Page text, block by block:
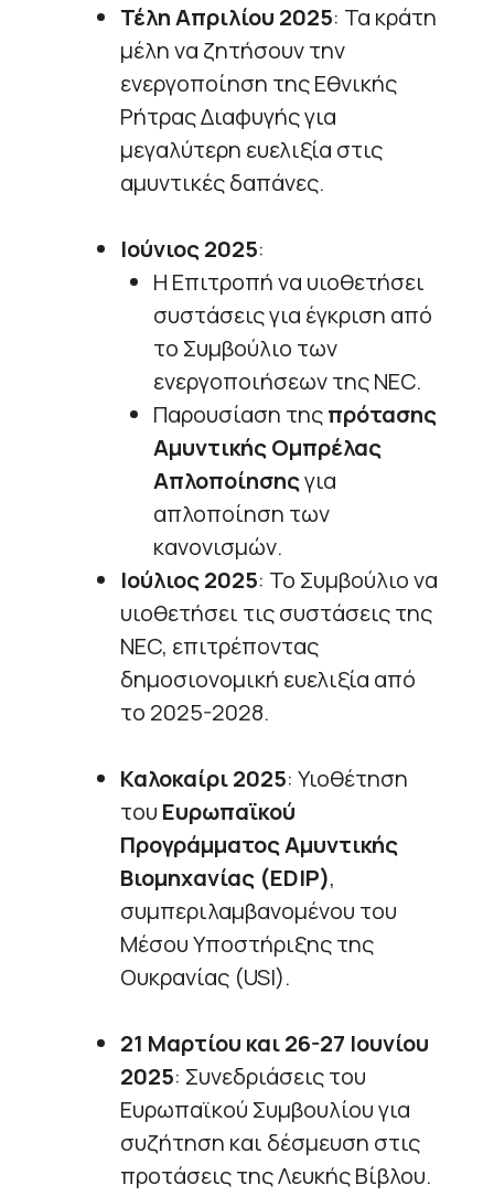
Τέλη Απριλίου 2025: Τα κράτη
μέλη να ζητήσουν την
ενεργοποίηση της Εθνικής
Ρήτρας Διαφυγής για
μεγαλύτερη ευελιξία στις
αμυντικές δαπάνες.
Ιούνιος 2025:
Η Επιτροπή να υιοθετήσει
συστάσεις για έγκριση από
το Συμβούλιο των
ενεργοποιήσεων της NEC.
Παρουσίαση τηςπρότασης
Αμυντικής Ομπρέλας
Απλοποίησηςγια
απλοποίηση των
κανονισμών.
Ιούλιος 2025: Το Συμβούλιο να
υιοθετήσει τις συστάσεις της
NEC, επιτρέποντας
δημοσιονομική ευελιξία από
το 2025-2028.
Καλοκαίρι 2025: Υιοθέτηση
του Ευρωπαϊκού
Προγράμματος Αμυντικής
Βιομηχανίας (EDIP),
συμπεριλαμβανομένου του
Μέσου Υποστήριξης της
Ουκρανίας (USI).
21 Μαρτίου και 26-27 Ιουνίου
2025: Συνεδριάσεις του
Ευρωπαϊκού Συμβουλίου για
συζήτηση και δέσμευση στις
προτάσεις της Λευκής Βίβλου.